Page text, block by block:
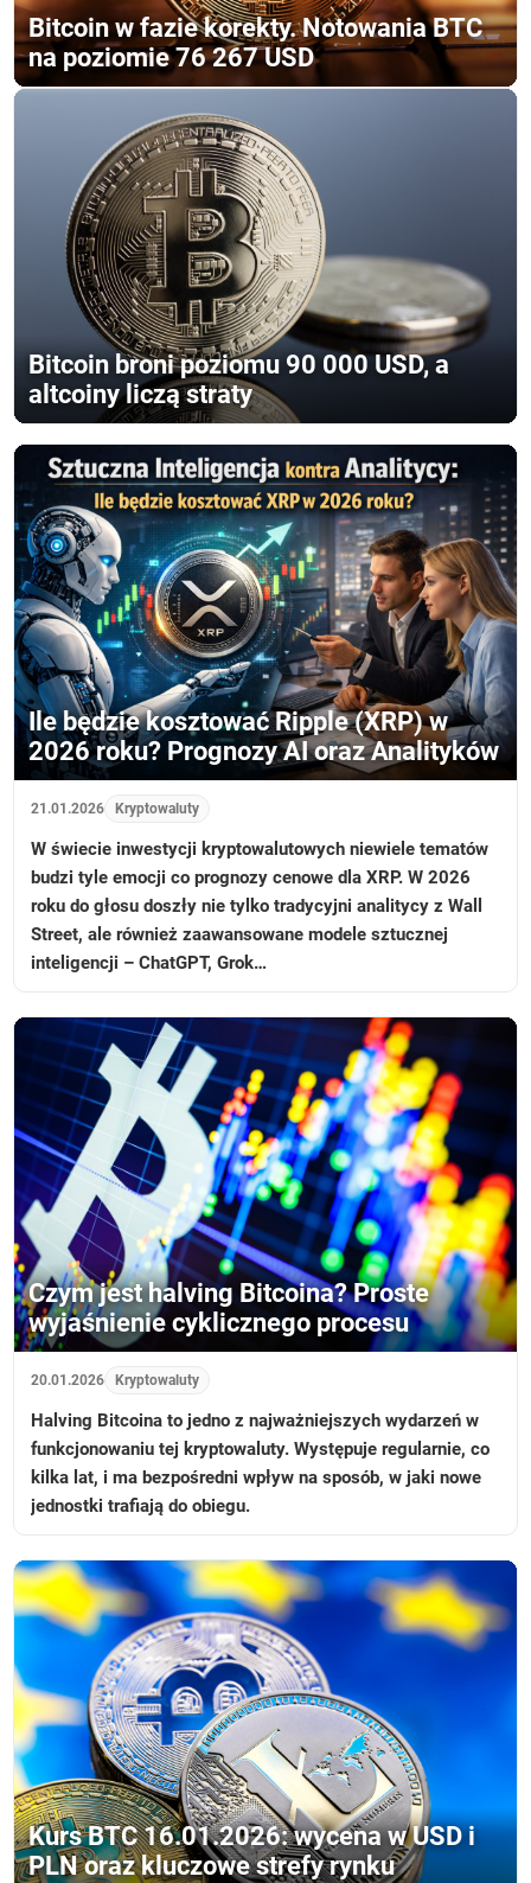
Bitcoin w fazie korekty. Notowania BTC
na poziomie 76 267 USD
Bitcoin broni poziomu 90 000 USD, a
altcoiny liczą straty
Ile będzie kosztować Ripple (XRP) w
2026 roku? Prognozy AI oraz Analityków
21.01.2026 Kryptowaluty
W świecie inwestycji kryptowalutowych niewiele tematów
budzi tyle emocji co prognozy cenowe dla XRP. W 2026
roku do głosu doszły nie tylko tradycyjni analitycy z Wall
Street, ale również zaawansowane modele sztucznej
inteligencji – ChatGPT, Grok…
Czym jest halving Bitcoina? Proste
wyjaśnienie cyklicznego procesu
20.01.2026 Kryptowaluty
Halving Bitcoina to jedno z najważniejszych wydarzeń w
funkcjonowaniu tej kryptowaluty. Występuje regularnie, co
kilka lat, i ma bezpośredni wpływ na sposób, w jaki nowe
jednostki trafiają do obiegu.
Kurs BTC 16.01.2026: wycena w USD i
PLN oraz kluczowe strefy rynku